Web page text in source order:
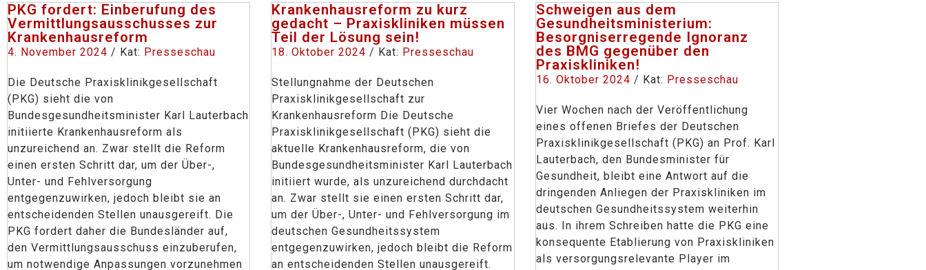
PKG fordert: Einberufung des
Vermittlungsausschusses zur
Krankenhausreform
4. November 2024 / Kat: Presseschau
Die Deutsche Praxisklinikgesellschaft
(PKG) sieht die von
Bundesgesundheitsminister Karl Lauterbach
initiierte Krankenhausreform als
unzureichend an. Zwar stellt die Reform
einen ersten Schritt dar, um der Über-,
Unter- und Fehlversorgung
entgegenzuwirken, jedoch bleibt sie an
entscheidenden Stellen unausgereift. Die
PKG fordert daher die Bundesländer auf,
den Vermittlungsausschuss einzuberufen,
um notwendige Anpassungen vorzunehmen
Krankenhausreform zu kurz
gedacht – Praxiskliniken müssen
Teil der Lösung sein!
18. Oktober 2024 / Kat: Presseschau
Stellungnahme der Deutschen
Praxisklinikgesellschaft zur
Krankenhausreform Die Deutsche
Praxisklinikgesellschaft (PKG) sieht die
aktuelle Krankenhausreform, die von
Bundesgesundheitsminister Karl Lauterbach
initiiert wurde, als unzureichend durchdacht
an. Zwar stellt sie einen ersten Schritt dar,
um der Über-, Unter- und Fehlversorgung im
deutschen Gesundheitssystem
entgegenzuwirken, jedoch bleibt die Reform
an entscheidenden Stellen unausgereift.
Schweigen aus dem
Gesundheitsministerium:
Besorgniserregende Ignoranz
des BMG gegenüber den
Praxiskliniken!
16. Oktober 2024 / Kat: Presseschau
Vier Wochen nach der Veröffentlichung
eines offenen Briefes der Deutschen
Praxisklinikgesellschaft (PKG) an Prof. Karl
Lauterbach, den Bundesminister für
Gesundheit, bleibt eine Antwort auf die
dringenden Anliegen der Praxiskliniken im
deutschen Gesundheitssystem weiterhin
aus. In ihrem Schreiben hatte die PKG eine
konsequente Etablierung von Praxiskliniken
als versorgungsrelevante Player im